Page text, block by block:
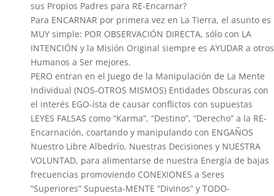
sus Propios Padres para RE-Encarnar?
Para ENCARNAR por primera vez en La Tierra, el asunto es
MUY simple: POR OBSERVACIÓN DIRECTA, sólo con LA
INTENCIÓN y la Misión Original siempre es AYUDAR a otros
Humanos a Ser mejores.
PERO entran en el Juego de la Manipulación de La Mente
Individual (NOS-OTROS MISMOS) Entidades Obscuras con
el interés EGO-ísta de causar conflictos con supuestas
LEYES FALSAS como “Karma”, “Destino”, “Derecho” a la RE-
Encarnación, coartando y manipulando con ENGAÑOS
Nuestro Libre Albedrío, Nuestras Decisiones y NUESTRA
VOLUNTAD, para alimentarse de nuestra Energía de bajas
frecuencias promoviendo CONEXIONES a Seres
“Superiores” Supuesta-MENTE “Divinos” y TODO-